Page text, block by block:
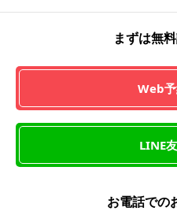
まずは無
Web
LINE
お電話での